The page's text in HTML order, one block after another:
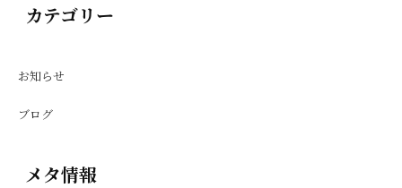
カテゴリー
お知らせ
ブログ
メタ情報